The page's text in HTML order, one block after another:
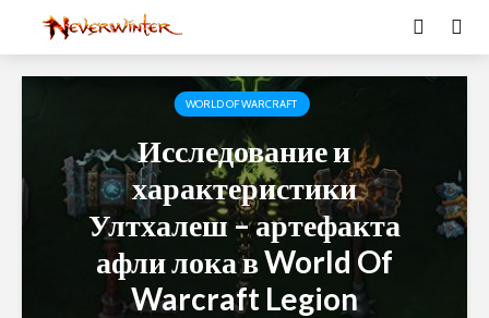
WORLD OF WARCRAFT
Исследование и
характеристики
Ултхалеш – артефакта
афли лока в World Of
Warcraft Legion